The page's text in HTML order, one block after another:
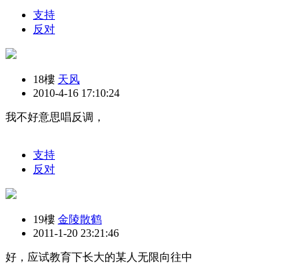
支持
反对
18樓 天风
2010-4-16 17:10:24
我不好意思唱反调，
支持
反对
19樓 金陵散鹤
2011-1-20 23:21:46
好，应试教育下长大的某人无限向往中